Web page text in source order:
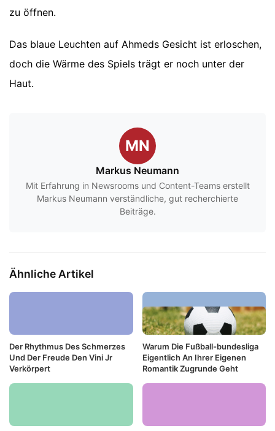
zu öffnen.
Das blaue Leuchten auf Ahmeds Gesicht ist erloschen,
doch die Wärme des Spiels trägt er noch unter der
Haut.
MN
Markus Neumann
Mit Erfahrung in Newsrooms und Content-Teams erstellt
Markus Neumann verständliche, gut recherchierte
Beiträge.
Ähnliche Artikel
Der Rhythmus Des Schmerzes
Und Der Freude Den Vini Jr
Verkörpert
Warum Die Fußball-bundesliga
Eigentlich An Ihrer Eigenen
Romantik Zugrunde Geht